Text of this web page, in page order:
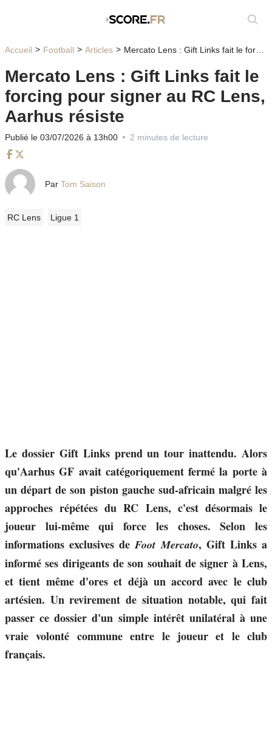
Accueil Football Articles Mercato Lens : Gift Links fait le forcing pour signer au RC Lens, Aarhus résiste
Mercato Lens : Gift Links fait le
forcing pour signer au RC Lens,
Aarhus résiste
Publié le 03/07/2026 à 13h00 2 minutes de lecture
Par Tom Saison
RC Lens Ligue 1
Le dossier Gift Links prend un tour inattendu. Alors
qu'Aarhus GF avait catégoriquement fermé la porte à
un départ de son piston gauche sud-africain malgré les
approches répétées du RC Lens, c'est désormais le
joueur lui-même qui force les choses. Selon les
informations exclusives deFoot Mercato, Gift Links a
informé ses dirigeants de son souhait de signer à Lens,
et tient même d'ores et déjà un accord avec le club
artésien. Un revirement de situation notable, qui fait
passer ce dossier d'un simple intérêt unilatéral à une
vraie volonté commune entre le joueur et le club
français.